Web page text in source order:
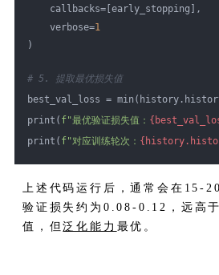
callbacks=[early_stopping],
verbose=1
)
# 5. 提取最优损失值
best_val_loss =
print( f"最优验证损失值：
print( f"对应训练轮次：
上述代码运行后，通常会在15-
验证损失约为0.08-0.12，远高
值，但泛化能力 最优。